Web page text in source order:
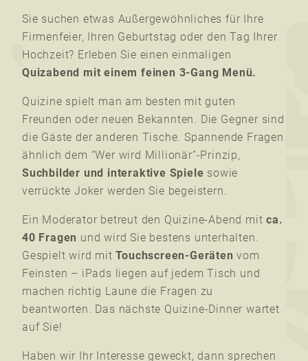
Sie suchen etwas Außergewöhnliches für Ihre
Firmenfeier, Ihren Geburtstag oder den Tag Ihrer
Hochzeit? Erleben Sie einen einmaligen
Quizabend mit einem feinen 3-Gang Menü.
Quizine spielt man am besten mit guten
Freunden oder neuen Bekannten. Die Gegner sind
die Gäste der anderen Tische. Spannende Fragen
ähnlich dem “Wer wird Millionär”-Prinzip,
Suchbilder und interaktive Spiele sowie
verrückte Joker werden Sie begeistern.
Ein Moderator betreut den Quizine-Abend mit ca.
40 Fragen und wird Sie bestens unterhalten.
Gespielt wird mitTouchscreen-Geräten vom
Feinsten – iPads liegen auf jedem Tisch und
machen richtig Laune die Fragen zu
beantworten. Das nächste Quizine-Dinner wartet
auf Sie!
Haben wir Ihr Interesse geweckt, dann sprechen